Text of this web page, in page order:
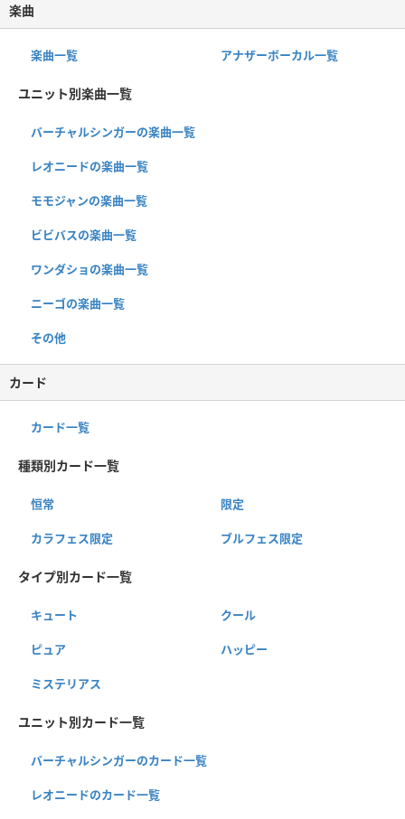
楽曲
楽曲一覧 アナザーボーカル一覧
ユニット別楽曲一覧
バーチャルシンガーの楽曲一覧
レオニードの楽曲一覧
モモジャンの楽曲一覧
ビビバスの楽曲一覧
ワンダショの楽曲一覧
ニーゴの楽曲一覧
その他
カード
カード一覧
種類別カード一覧
恒常 限定
カラフェス限定 ブルフェス限定
タイプ別カード一覧
キュート クール
ピュア ハッピー
ミステリアス
ユニット別カード一覧
バーチャルシンガーのカード一覧
レオニードのカード一覧